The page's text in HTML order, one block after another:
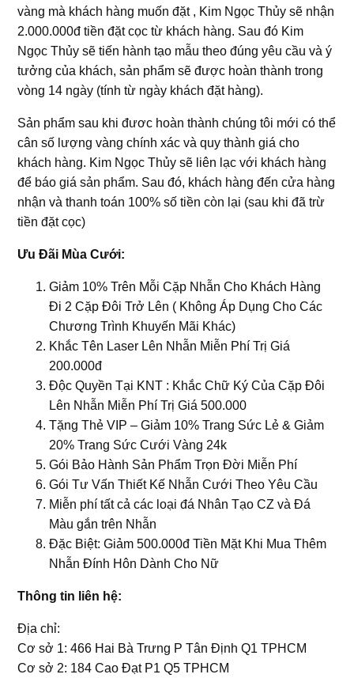
vàng mà khách hàng muốn đặt , Kim Ngọc Thủy sẽ nhận
2.000.000đ tiền đặt cọc từ khách hàng. Sau đó Kim
Ngọc Thủy sẽ tiến hành tạo mẫu theo đúng yêu cầu và ý
tưởng của khách, sản phẩm sẽ được hoàn thành trong
vòng 14 ngày (tính từ ngày khách đặt hàng).
Sản phẩm sau khi đươc hoàn thành chúng tôi mới có thể
cân số lượng vàng chính xác và quy thành giá cho
khách hàng. Kim Ngọc Thủy sẽ liên lạc với khách hàng
để báo giá sản phẩm. Sau đó, khách hàng đến cửa hàng
nhận và thanh toán 100% số tiền còn lại (sau khi đã trừ
tiền đặt cọc)
Ưu Đãi Mùa Cưới:
Giảm 10% Trên Mỗi Cặp Nhẫn Cho Khách Hàng
Đi 2 Cặp Đôi Trở Lên ( Không Áp Dụng Cho Các
Chương Trình Khuyến Mãi Khác)
Khắc Tên Laser Lên Nhẫn Miễn Phí Trị Giá
200.000đ
Độc Quyền Tại KNT : Khắc Chữ Ký Của Cặp Đôi
Lên Nhẫn Miễn Phí Trị Giá 500.000
Tặng Thẻ VIP – Giảm 10% Trang Sức Lẻ & Giảm
20% Trang Sức Cưới Vàng 24k
Gói Bảo Hành Sản Phẩm Trọn Đời Miễn Phí
Gói Tư Vấn Thiết Kế Nhẫn Cưới Theo Yêu Cầu
Miễn phí tất cả các loại đá Nhân Tạo CZ và Đá
Màu gắn trên Nhẫn
Đặc Biệt: Giảm 500.000đ Tiền Mặt Khi Mua Thêm
Nhẫn Đính Hôn Dành Cho Nữ
Thông tin liên hệ:
Địa chỉ:
Cơ sở 1: 466 Hai Bà Trưng P Tân Định Q1 TPHCM
Cơ sở 2: 184 Cao Đạt P1 Q5 TPHCM